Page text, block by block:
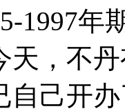
1997年
天，不
自己开